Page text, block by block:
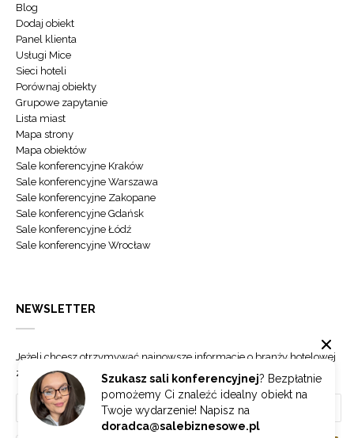
Szukasz sali konferencyjnej? Bezpłatnie
pomożemy Ci znaleźć idealny obiekt na
Twoje wydarzenie! Napisz na
doradca@salebiznesowe.pl
Blog
Dodaj obiekt
Panel klienta
Usługi Mice
Sieci hoteli
Porównaj obiekty
Grupowe zapytanie
Lista miast
Mapa strony
Mapa obiektów
Sale konferencyjne Kraków
Sale konferencyjne Warszawa
Sale konferencyjne Zakopane
Sale konferencyjne Gdańsk
Sale konferencyjne Łódź
Sale konferencyjne Wrocław
NEWSLETTER
Jeżeli chcesz otrzymywać najnowsze informacje o branży hotelowej
zapisz się do naszego newslettera.